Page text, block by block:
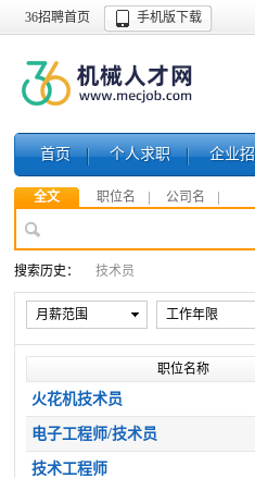
36招聘首页 手机版下载
首页 个人求职 企业
全文 职位名 公司名
搜索历史： 技术员
月薪范围 工作年限
职位名称
火花机技术员
电子工程师/技术员
技术工程师